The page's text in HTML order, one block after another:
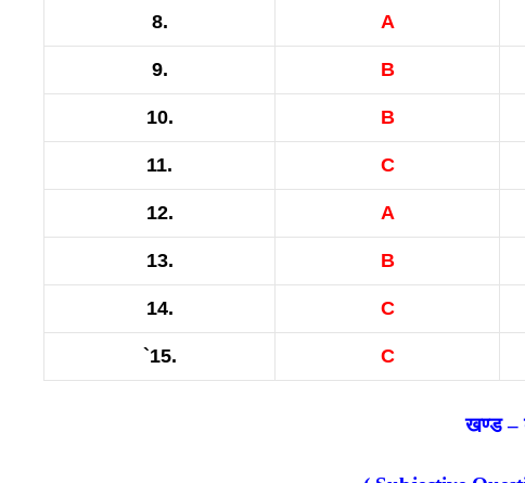
8. A
9. B
10. B
11. C
12. A
13. B
14. C
`15. C
खण्ड –